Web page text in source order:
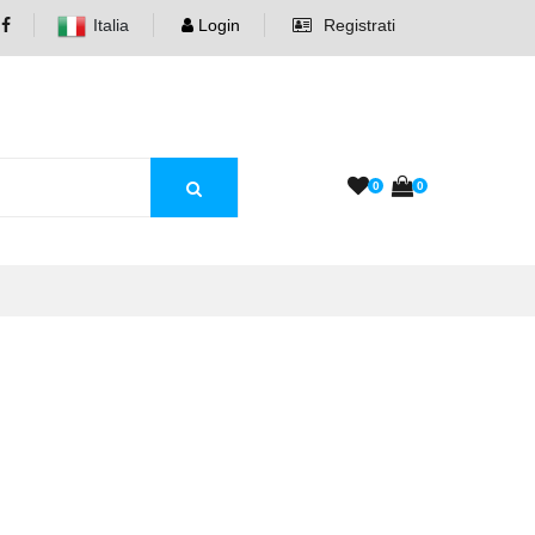
Italia Login Registrati
0 0